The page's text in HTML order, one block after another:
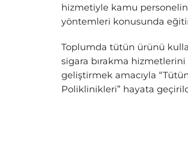
hizmetiyle kamu
yöntemleri konusunda
Toplumda tütün ürünü
sigara bırakma
geliştirmek amacıyla
Poliklinikleri” hayata